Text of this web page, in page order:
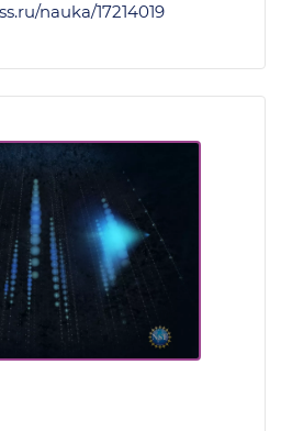
nauka/17214019